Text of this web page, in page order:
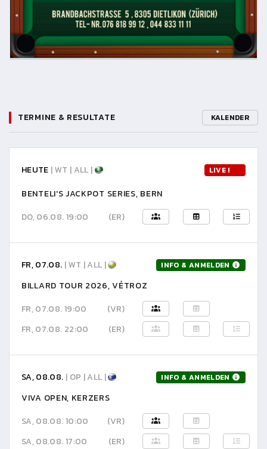
TERMINE & RESULTATE KALENDER
HEUTE | WT | ALL | LIVE !
BENTELI'S JACKPOT SERIES, BERN
DO, 06.08. 19:00
(ER)
FR, 07.08. | WT | ALL | INFO & ANMELDEN
BILLARD TOUR 2026, VÉTROZ
FR, 07.08. 19:00
(VR)
FR, 07.08. 22:00
(ER)
SA, 08.08. | OP | ALL | INFO & ANMELDEN
VIVA OPEN, KERZERS
SA, 08.08. 10:00
(VR)
SA, 08.08. 17:00
(ER)